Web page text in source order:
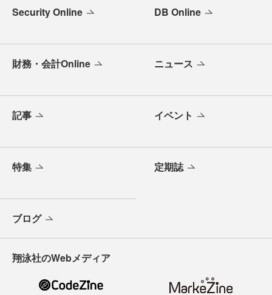
Security Online DB Online
財務・会計Online ニュース
記事 イベント
特集 定期誌
ブログ
翔泳社のWebメディア